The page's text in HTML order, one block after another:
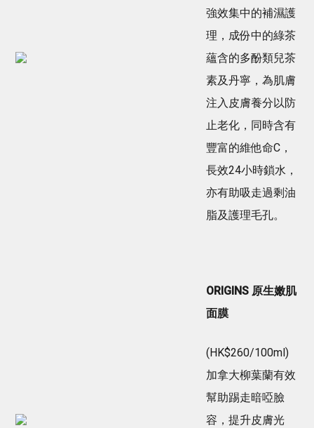
強效集中的補濕護
理，成份中的綠茶
蘊含的多酚類兒茶
素及丹寧，為肌膚
注入皮膚養分以防
止老化，同時含有
豐富的維他命C，
長效24小時鎖水，
亦有助吸走過剩油
脂及護理毛孔。
ORIGINS 原生嫩肌
面膜
(HK$260/100ml)
加拿大柳葉蘭有效
幫助踢走暗啞臉
容，提升皮膚光